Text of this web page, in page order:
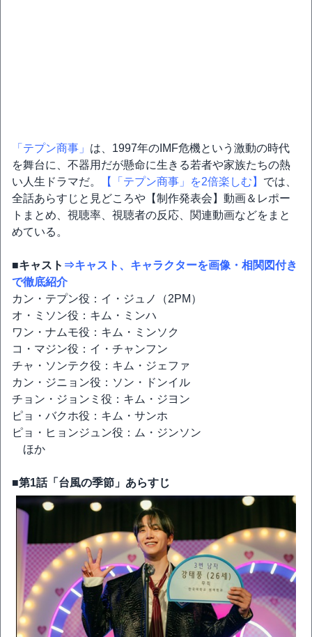
「テプン商事」 は、1997年のIMF危機という激動の時代
を舞台に、不器用だが懸命に生きる若者や家族たちの熱
い人生ドラマだ。
【「テプン商事」を2倍楽しむ】 では、
全話あらすじと見どころや【制作発表会】動画＆レポー
トまとめ、視聴率、視聴者の反応、関連動画などをまと
めている。
■キャスト ⇒キャスト、キャラクターを画像・相関図付き
で徹底紹介
カン・テプン役：イ・ジュノ（2PM）
オ・ミソン役：キム・ミンハ
ワン・ナムモ役：キム・ミンソク
コ・マジン役：イ・チャンフン
チャ・ソンテク役：キム・ジェファ
カン・ジニョン役：ソン・ドンイル
チョン・ジョンミ役：キム・ジヨン
ピョ・バクホ役：キム・サンホ
ピョ・ヒョンジュン役：ム・ジンソン
ほか
■第1話「台風の季節」あらすじ